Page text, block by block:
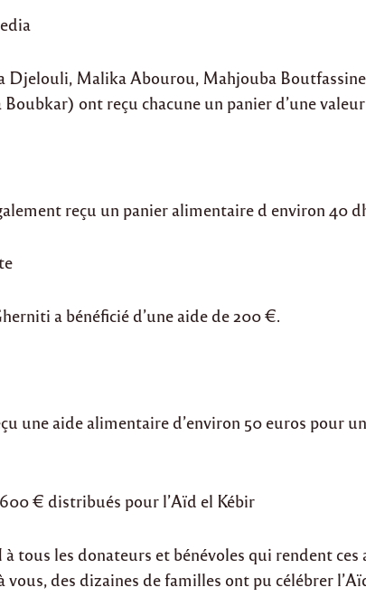
Djelouli, Malika Abourou, Mahjouba
Boubkar) ont reçu chacune un panier d’une
reçu un panier alimentaire d environ 40
a bénéficié d’une aide de 200 €.
une aide alimentaire d’environ 50 euros pour
€ distribués pour l’Aïd el Kébir
tous les donateurs et bénévoles qui rendent ces
vous, des dizaines de familles ont pu célébrer